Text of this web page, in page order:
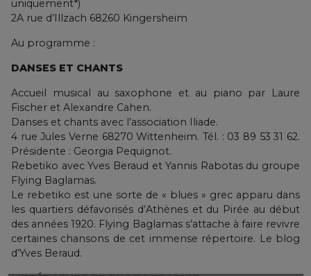
uniquement*)
2A rue d’Illzach 68260 Kingersheim
Au programme :
DANSES ET CHANTS
Accueil musical au saxophone et au piano par Laure
Fischer et Alexandre Cahen.
Danses et chants avec l’association Iliade.
4 rue Jules Verne 68270 Wittenheim. Tél. : 03 89 53 31 62.
Présidente : Georgia Pequignot.
Rebetiko avec Yves Beraud et Yannis Rabotas du groupe
Flying Baglamas.
Le rebetiko est une sorte de « blues » grec apparu dans
les quartiers défavorisés d’Athènes et du Pirée au début
des années 1920. Flying Baglamas s’attache à faire revivre
certaines chansons de cet immense répertoire. Le blog
d’Yves Beraud.